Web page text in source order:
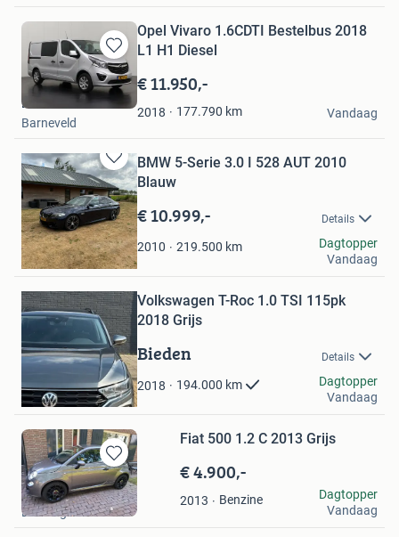
Bewaren
in
Mijn
Favorieten
Opel Vivaro 1.6CDTI Bestelbus 2018
L1 H1 Diesel
€ 11.950,-
2018 177.790 km
Dutchvans.com
Barneveld
Vandaag
Bewaren
in
Mijn
Favorieten
BMW 5-Serie 3.0 I 528 AUT 2010
Blauw
€ 10.999,- Details
2010 219.500 km
Steph Hamelink
Vogelwaarde
Dagtopper
Vandaag
in
Mijn
Favorieten
Volkswagen T-Roc 1.0 TSI 115pk
2018 Grijs
Bieden Details
2018 194.000 km
Dordrecht
Dagtopper
Vandaag
Bewaren
in
Mijn
Favorieten
Fiat 500 1.2 C 2013 Grijs
€ 4.900,-
2013 Benzine
Co
Beuningen Gld
Dagtopper
Vandaag